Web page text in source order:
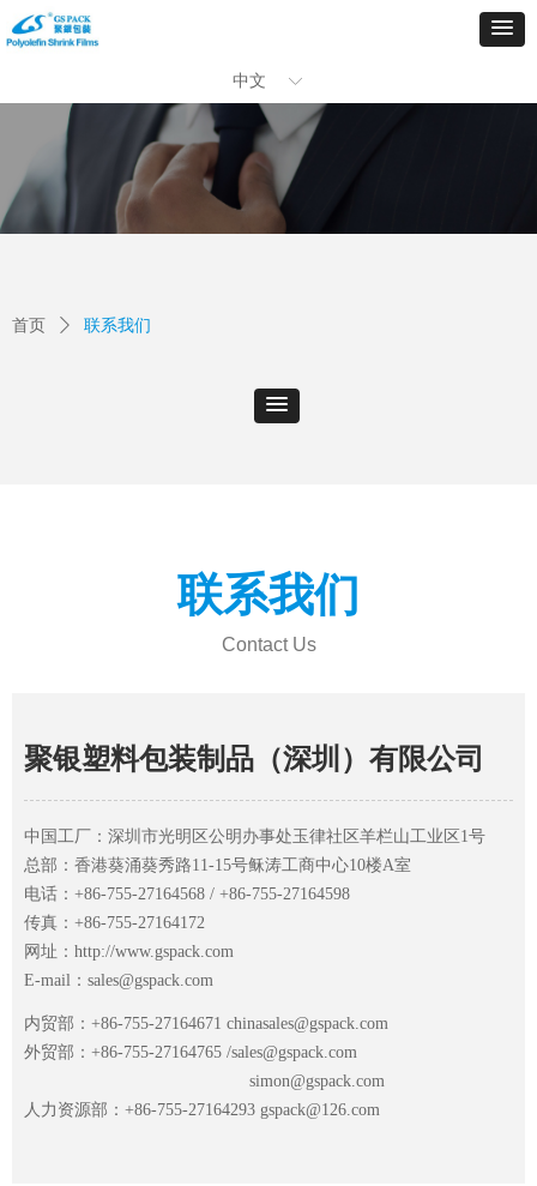
ꀅ
中文
首页 ꄲ 联系我们
聚银塑料包装制品（深圳）有限公司
中国工厂：深圳市光明区公明办事处玉律社区羊栏山工业区1号
总部：香港葵涌葵秀路11-15号稣涛工商中心10楼A室
电话： +86-755-27164568 / +86-755-27164598
传真：+86-755-27164172
网址： http://www.gspack.com
E-mail： sales@gspack.com
内贸部：+86-755-27164671 chinasales@gspack.com
外贸部：+86-755-27164765 /sales@gspack.com
simon@gspack.com
人力资源部：+86-755-27164293 gspack@126.com
联系我们
Contact Us